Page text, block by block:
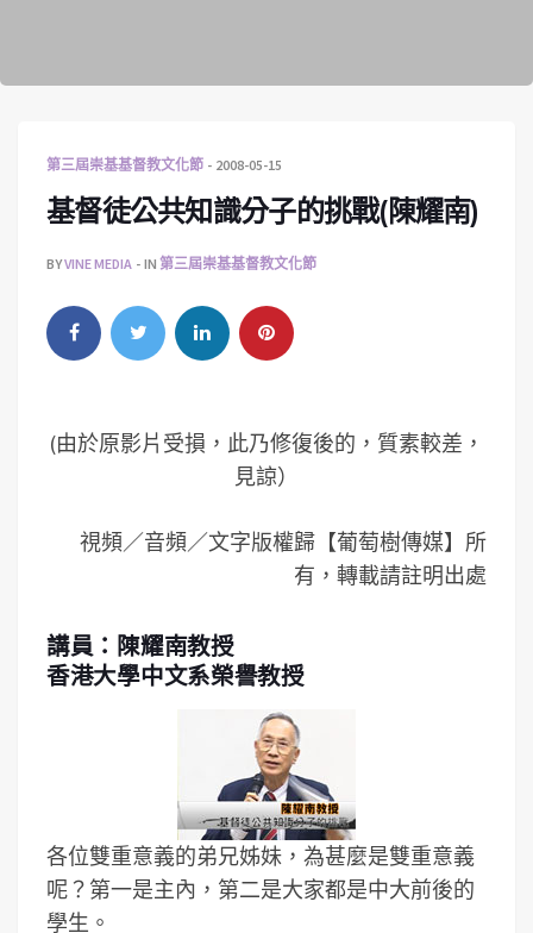
第三屆崇基基督教文化節 2008-05-15
基督徒公共知識分子的挑戰(陳耀南)
BYVINE MEDIA IN 第三屆崇基基督教文化節
(由於原影片受損，此乃修復後的，質素較差，
見諒）
視頻／音頻／文字版權歸【葡萄樹傳媒】所
有，轉載請註明出處
講員：陳耀南教授
香港大學中文系榮譽教授
各位雙重意義的弟兄姊妹，為甚麼是雙重意義
呢？第一是主內，第二是大家都是中大前後的
學生。